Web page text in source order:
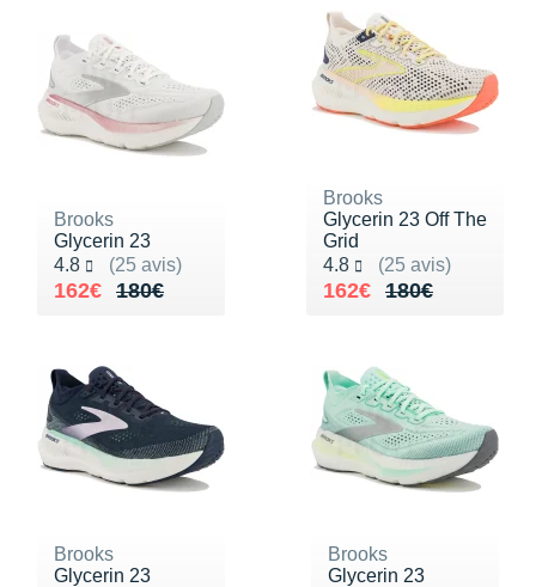
Brooks
Glycerin 23
4.8
(25 avis)
Noté 4.8 sur 5
180€
Au lieu de 180€
162€
Vendu 162€
Brooks
Glycerin 23 Off The
Grid
4.8
(25 avis)
Noté 4.8 sur 5
180€
Au lieu de 180€
162€
Vendu 162€
Brooks
Glycerin 23
Brooks
Glycerin 23